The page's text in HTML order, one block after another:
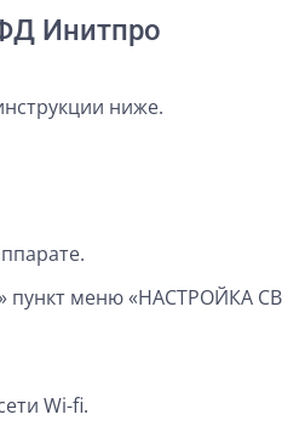
Инитпро
ниже.
меню «НАСТРОЙКА
Wi-fi.